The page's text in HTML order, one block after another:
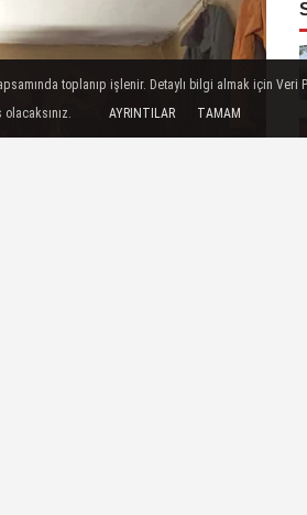
toplanıp işlenir. Detaylı bilgi almak için
AYRINTILAR TAMAM